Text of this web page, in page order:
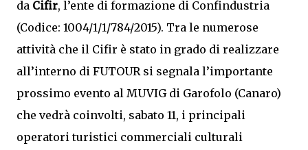
da Cifir, l’ente di formazione di Confindustria
(Codice: 1004/1/1/784/2015). Tra le numerose
attività che il Cifir è stato in grado di realizzare
all’interno di FUTOUR si segnala l’importante
prossimo evento al MUVIG di Garofolo (Canaro)
che vedrà coinvolti, sabato 11, i principali
operatori turistici commerciali culturali